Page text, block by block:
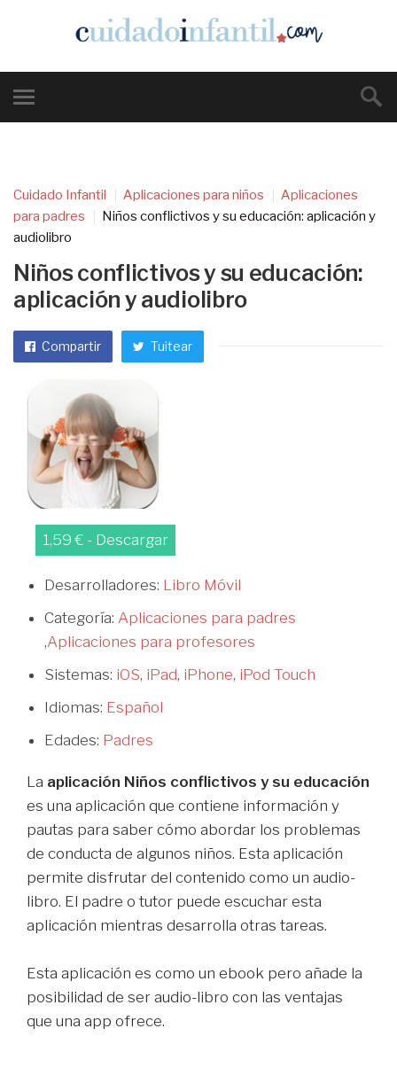
Cuidado Infantil Aplicaciones para niños
Aplicaciones
para padres
Niños conflictivos y su educación: aplicación y
audiolibro
Niños conflictivos y su educación:
aplicación y audiolibro
Compartir Tuitear
1,59 € - Descargar
Desarrolladores: Libro Móvil
Categoría: Aplicaciones para padres
,Aplicaciones para profesores
Sistemas: iOS, iPad, iPhone, iPod Touch
Idiomas: Español
Edades: Padres
La aplicación Niños conflictivos y su educación
es una aplicación que contiene información y
pautas para saber cómo abordar los problemas
de conducta de algunos niños. Esta aplicación
permite disfrutar del contenido como un audio-
libro. El padre o tutor puede escuchar esta
aplicación mientras desarrolla otras tareas.
Esta aplicación es como un ebook pero añade la
posibilidad de ser audio-libro con las ventajas
que una app ofrece.